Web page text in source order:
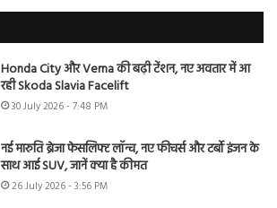
Honda City और Verna की बढ़ी टेंशन, नए अवतार में आ
रही Skoda Slavia Facelift
30 July 2026 - 7:48 PM
नई मारुति ब्रेजा फेसलिफ्ट लॉन्च, नए फीचर्स और टर्बो इंजन के
साथ आई SUV, जानें क्या है कीमत
26 July 2026 - 3:56 PM